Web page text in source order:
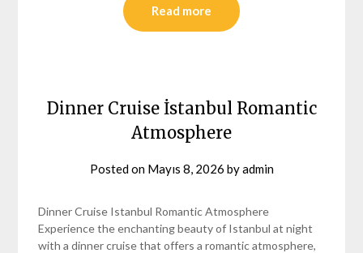
Read more
Dinner Cruise İstanbul Romantic
Atmosphere
Posted on Mayıs 8, 2026 byadmin
Dinner Cruise Istanbul Romantic Atmosphere
Experience the enchanting beauty of Istanbul at night
with a dinner cruise that offers a romantic atmosphere,